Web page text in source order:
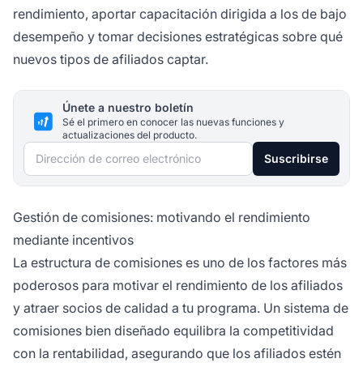
rendimiento, aportar capacitación dirigida a los de bajo
desempeño y tomar decisiones estratégicas sobre qué
nuevos tipos de afiliados captar.
Únete a nuestro boletín
Sé el primero en conocer las nuevas funciones y
actualizaciones del producto.
Dirección de correo electrónico Suscribirse
Gestión de comisiones: motivando el rendimiento
mediante incentivos
La estructura de comisiones es uno de los factores más
poderosos para motivar el rendimiento de los afiliados
y atraer socios de calidad a tu programa. Un sistema de
comisiones bien diseñado equilibra la competitividad
con la rentabilidad, asegurando que los afiliados estén